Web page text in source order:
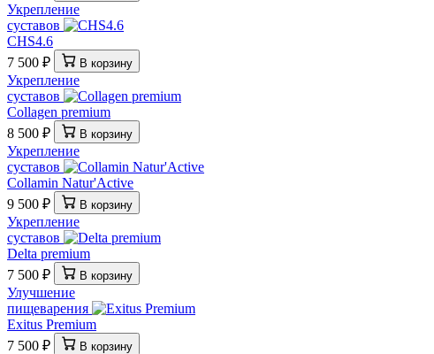
Укрепление
суставов
CHS4.6
7 500 ₽
В корзину
Укрепление
суставов
Collagen premium
8 500 ₽
В корзину
Укрепление
суставов
Collamin Natur'Active
9 500 ₽
В корзину
Укрепление
суставов
Delta premium
7 500 ₽
В корзину
Улучшение
пищеварения
Exitus Premium
7 500 ₽
В корзину